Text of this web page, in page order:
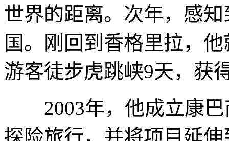
世界的距离。次年，感
国。刚回到香格里拉，
游客徒步虎跳峡9天，获
2003年，他成立康巴